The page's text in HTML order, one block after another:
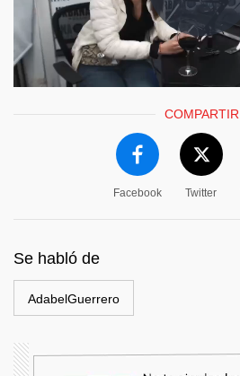
COMPARTIR
Facebook Twitter
Se habló de
AdabelGuerrero